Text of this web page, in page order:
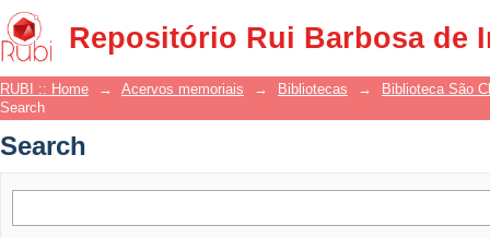
Repositório Rui Barbosa de
Search
RUBI :: Home → Acervos memoriais → Bibliotecas →
Biblioteca São
Search
Search